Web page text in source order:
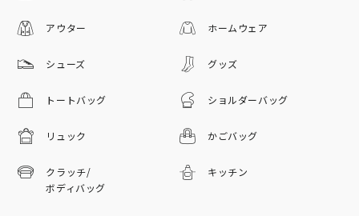
アウター ホームウェア
シューズ グッズ
トートバッグ ショルダーバッグ
リュック かごバッグ
クラッチ/
ボディバッグ
キッチン